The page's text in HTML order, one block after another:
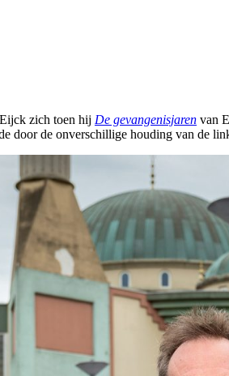
zich toen hij De gevangenisjaren van
door de onverschillige houding van de